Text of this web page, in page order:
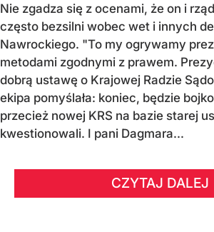
Nie zgadza się z ocenami, że on i
często bezsilni wobec wet i innych
Nawrockiego. "To my ogrywamy
metodami zgodnymi z prawem.
dobrą ustawę o Krajowej Radzie
ekipa pomyślała: koniec, będzie
przecież nowej KRS na bazie starej
kwestionowali. I pani Dagmara...
CZYTAJ DALEJ